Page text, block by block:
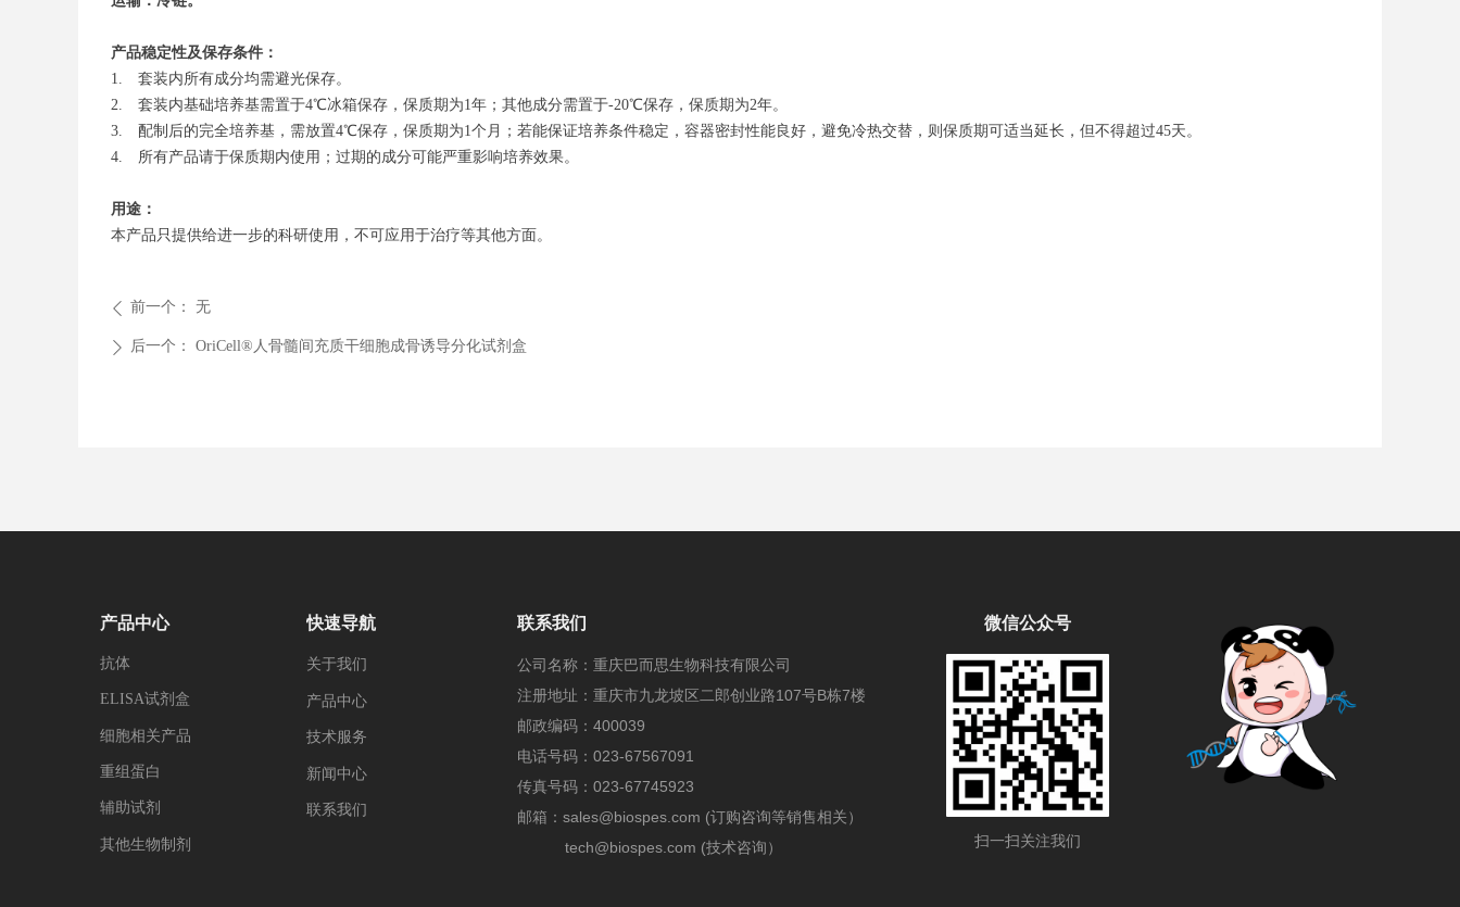
产品稳定性及保存条件：
1. 套装内所有成分均需避光保存。
2. 套装内基础培养基需置于4℃冰箱保存，保质期为1年；其他成分需置于-20℃保存，保质期为2年。
3. 配制后的完全培养基，需放置4℃保存，保质期为1个月；若能保证培养条件稳定，容器密封性能良好，避免冷热交替，则保质期可适当延长，但不得超过45天。
4. 所有产品请于保质期内使用；过期的成分可能严重影响培养效果。
用途：
本产品只提供给进一步的科研使用，不可应用于治疗等其他方面。
ꄴ 前一个： 无
ꄲ 后一个： OriCell®人骨髓间充质干细胞成骨诱导分化试剂盒
扫一扫关注我们
微信公众号
产品中心
抗体
ELISA试剂盒
细胞相关产品
重组蛋白
辅助试剂
其他生物制剂
快速导航
关于我们
产品中心
技术服务
新闻中心
联系我们
联系我们
公司名称：重庆巴而思生物科技有限公司
注册地址：重庆市九龙坡区二郎创业路107号B栋7楼
邮政编码：400039
电话号码：023-67567091
传真号码：023-67745923
邮箱：sales@biospes.com (订购咨询等销售相关）
tech@biospes.com (技术咨询）